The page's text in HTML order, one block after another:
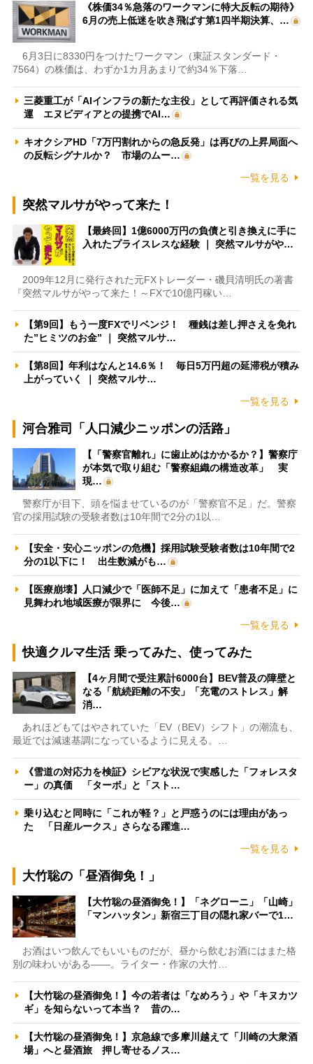
《株価34％急落のワークマンに特大反転の期待》
6月の売上低迷を吹き飛ばす第1四半期決算、…
6月3日に8330円をつけたワークマン（東証スタンダード・
7564）の株価は、わずか1カ月あまりで約34％下落…
三菱重工が「AIインフラの新たな主役」として再評価される気
運 エヌビディアとの提携でAI…
キオクシアHD「7万円割れからの急反発」は再びの上昇局面へ
の反転シグナルか？ 市場のムー…
一覧を見る
突然マルサがやって来た！
【最終回】1億6000万円の負債と引き換えに手に
入れたプライスレスな経験 ｜ 突然マルサがや…
2009年12月に発行された元FXトレーダー・磯貝清明氏の著書
『突然マルサがやって来た！～FXで10億円稼い…
【第9回】もう一度FXでリベンジ！ 種銭は差し押さえを免れ
た”ヒミツのお金” ｜ 突然マルサ…
【第8回】年利はなんと14.6％！ 毎日5万円超の延滞税が積み
上がっていく ｜ 突然マルサ…
一覧を見る
河合雅司「人口減少ニッポンの活路」
【「警察官離れ」に歯止めはかかるか？】警察庁
が本気で取り組む「警察組織の構造改革」 実
現…
警察庁が目下、頭を悩ませているのが「警察官不足」だ。警察
官の採用試験の受験者数は10年間で2分の1以…
【安全・安心ニッポンの危機】採用試験受験者数は10年間で2
分の1以下に！ 出生数減がも…
【医療崩壊】人口減少で「医師不足」に加えて「患者不足」に
見舞われ地域医療が限界に 今後…
一覧を見る
快適クルマ生活 乗ってみた、使ってみた
【4ヶ月間で受注累計6000台】BEV普及の障壁と
なる「航続距離の不安」「充電のストレス」解
消…
あれほどもてはやされていた「EV（BEV）シフト」の潮流も、
最近では減速基調になっているように見える。…
《雪道の対応力を検証》シビアな状況で実感した「フォレスタ
ー」の真価 「ターボ」と「スト…
乗り込むと同時に「これが軽？」と戸惑うのには理由があっ
た 「日産ルークス」さらなる躍進…
一覧を見る
大竹聡の「昼酒御免！」
【大竹聡の昼酒御免！】「ネグローニ」「山崎」
「マンハッタン」新宿三丁目の隠れ家バーで1…
お酒はいつ飲んでもいいものだが、昼から飲むお酒にはまた格
別の味わいがある――。ライター・作家の大竹…
【大竹聡の昼酒御免！】今の若者は「なめろう」や「キヌカツ
ギ」を知らないって本当？ 昔の…
【大竹聡の昼酒御免！】京急線で多摩川越えて「川崎の大衆酒
場」へと昼酒旅 押し寄せるノス…